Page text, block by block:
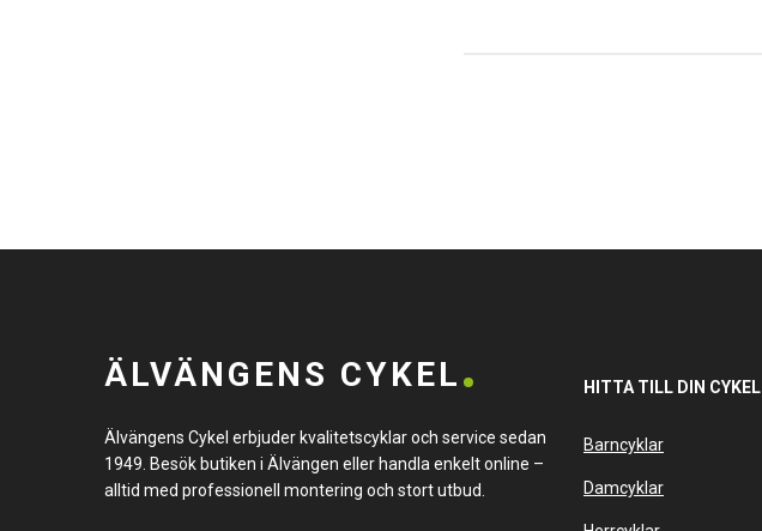
ÄLVÄNGENS CYKEL
Älvängens Cykel erbjuder kvalitetscyklar och service sedan
1949. Besök butiken i Älvängen eller handla enkelt online –
alltid med professionell montering och stort utbud.
HITTA TILL DIN CYKEL
Barncyklar
Damcyklar